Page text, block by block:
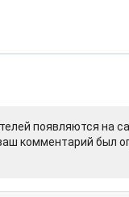
появляются на
комментарий был